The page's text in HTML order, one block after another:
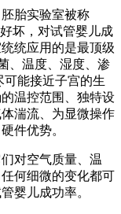
胎实验室被称
坏，对试管婴儿成
统应用的是最顶级
、温度、湿度、渗
能接近子宫的生
温控范围、独特设
湍流、为显微操作
件优势。
对空气质量、温
何细微的变化都可
婴儿成功率。